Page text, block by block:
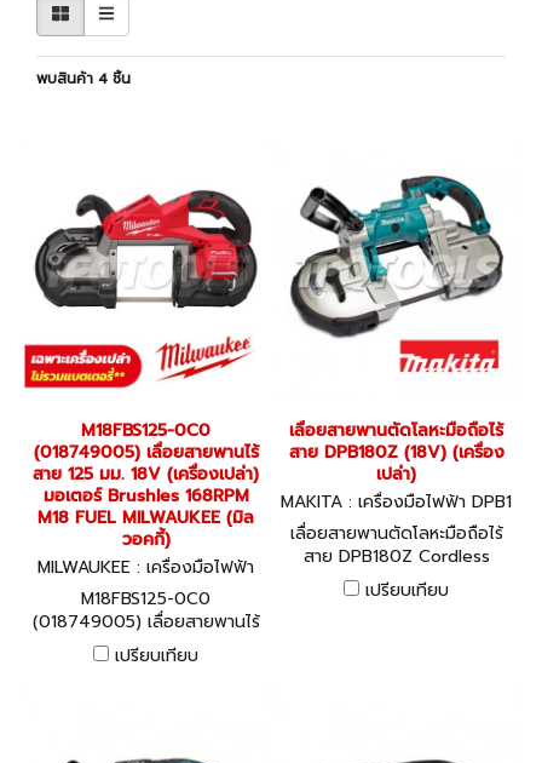
พบสินค้า 4 ชิ้น
M18FBS125-0C0
(018749005) เลื่อยสายพานไร้
สาย 125 มม. 18V (เครื่องเปล่า)
มอเตอร์ Brushles 168RPM
M18 FUEL MILWAUKEE (มิล
วอคกี้)
MILWAUKEE : เครื่องมือไฟฟ้า
M18FBS125-0C0 (01874900
5)
M18FBS125-0C0
(018749005) เลื่อยสายพานไร้
สาย 125 มม. 18V (เครื่องเปล่า)
มอเตอร์ Brushles 168RPM
เปรียบเทียบ
เลื่อยสายพานตัดโลหะมือถือไร้
สาย DPB180Z (18V) (เครื่อง
เปล่า)
MAKITA : เครื่องมือไฟฟ้า DPB1
80Z
เลื่อยสายพานตัดโลหะมือถือไร้
สาย DPB180Z Cordless
Portable Band Saw แบตเตอรี่
ลิเธียมไอออน 18 โวลต์
เปรียบเทียบ